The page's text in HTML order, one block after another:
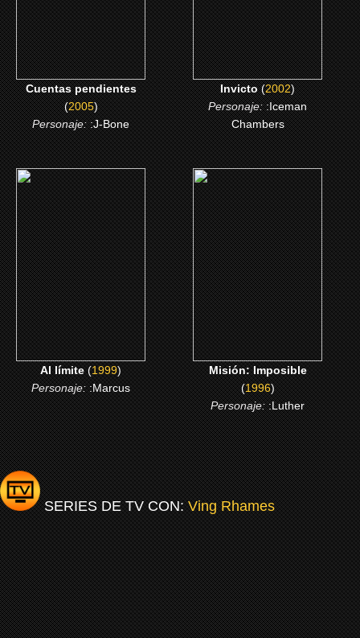
CLICK ME
Cuentas pendientes
(2005)
Personaje::J-Bone
CLICK ME
Invicto(2002)
Personaje::Iceman
Chambers
(1999)
Al límite
CLICK ME
Al límite(1999)
Personaje::Marcus
(1996)
Misión: Imposible
CLICK ME
Misión: Imposible
(1996)
Personaje::Luther
SERIES DE TV CON:Ving Rhames